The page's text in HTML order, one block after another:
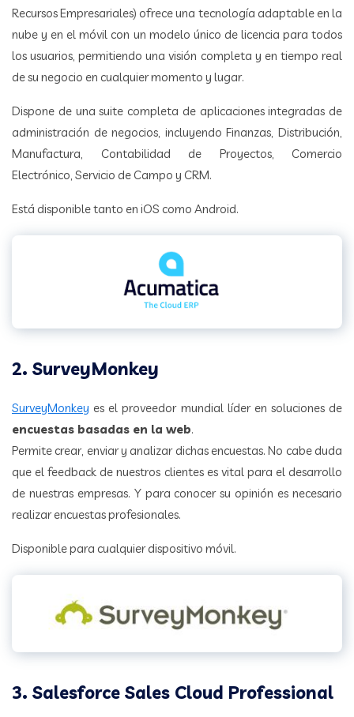
Recursos Empresariales) ofrece una tecnología adaptable en la
nube y en el móvil con un modelo único de licencia para todos
los usuarios, permitiendo una visión completa y en tiempo real
de su negocio en cualquier momento y lugar.
Dispone de una suite completa de aplicaciones integradas de
administración de negocios, incluyendo Finanzas, Distribución,
Manufactura, Contabilidad de Proyectos, Comercio
Electrónico, Servicio de Campo y CRM.
Está disponible tanto en iOS como Android.
2. SurveyMonkey
SurveyMonkey es el proveedor mundial líder en soluciones de
encuestas basadas en la web.
Permite crear, enviar y analizar dichas encuestas. No cabe duda
que el feedback de nuestros clientes es vital para el desarrollo
de nuestras empresas. Y para conocer su opinión es necesario
realizar encuestas profesionales.
Disponible para cualquier dispositivo móvil.
3. Salesforce Sales Cloud Professional